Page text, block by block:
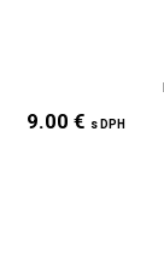
9.00 € s DPH